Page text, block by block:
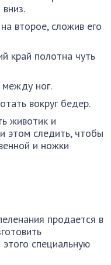
второе, сложив его
край полотна чуть
между ног.
вокруг бедер.
животик и
этом следить, чтобы
и ножки
продается в
специальную